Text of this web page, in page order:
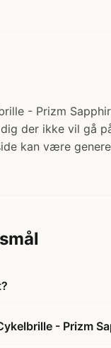
- Prizm
der ikke vil gå
kan være
- Prizm